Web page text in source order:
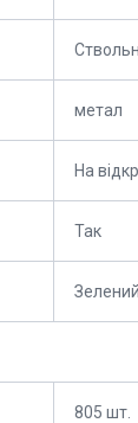
метал
На
Так
Зелений
805 шт.